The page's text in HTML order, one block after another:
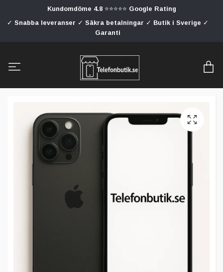
Kundomdöme 4.8 ⭐⭐⭐⭐⭐ Google Rating
✓ Snabba leveranser ✓ Säkra betalningar ✓ Butik i Sverige ✓
Garanti